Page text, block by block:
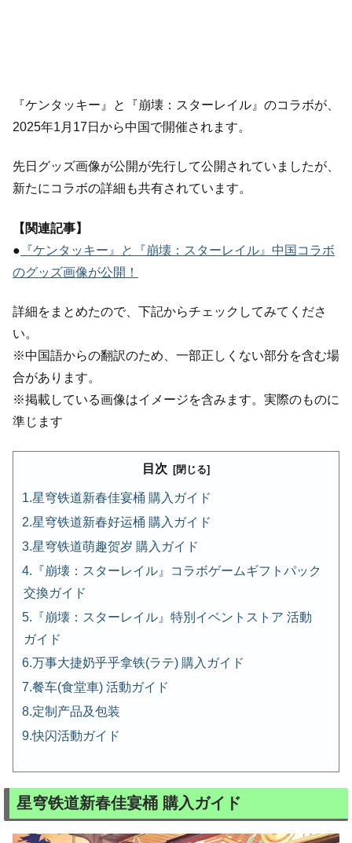
『ケンタッキー』と『崩壊：スターレイル』のコラボが、
2025年1月17日から中国で開催されます。
先日グッズ画像が公開が先行して公開されていましたが、
新たにコラボの詳細も共有されています。
【関連記事】
● 『ケンタッキー』と『崩壊：スターレイル』中国コラボ
のグッズ画像が公開！
詳細をまとめたので、下記からチェックしてみてくださ
い。
※中国語からの翻訳のため、一部正しくない部分を含む場
合があります。
※掲載している画像はイメージを含みます。実際のものに
準じます
目次
星穹铁道新春佳宴桶 購入ガイド
星穹铁道新春好运桶 購入ガイド
星穹铁道萌趣贺岁 購入ガイド
『崩壊：スターレイル』コラボゲームギフトパック
交換ガイド
『崩壊：スターレイル』特別イベントストア 活動
ガイド
万事大捷奶乎乎拿铁(ラテ) 購入ガイド
餐车(食堂車) 活動ガイド
定制产品及包装
快闪活動ガイド
星穹铁道新春佳宴桶 購入ガイド